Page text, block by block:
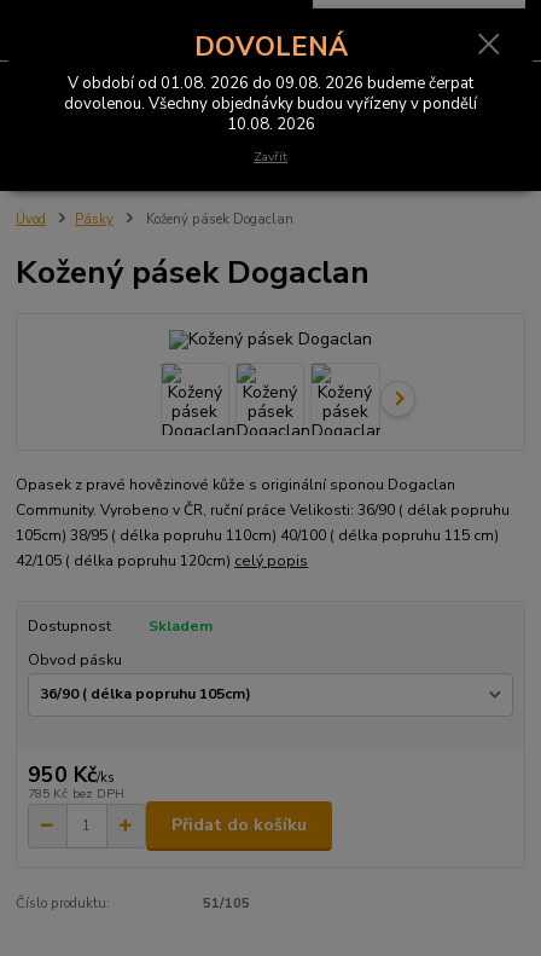
Menu
0 Kč
Úvod Pásky Kožený pásek Dogaclan
Kožený pásek Dogaclan
Opasek z pravé hovězinové kůže s originální sponou Dogaclan
Community. Vyrobeno v ČR, ruční práce Velikosti: 36/90 ( délak popruhu
105cm) 38/95 ( délka popruhu 110cm) 40/100 ( délka popruhu 115 cm)
42/105 ( délka popruhu 120cm) celý popis
Dostupnost
Skladem
Obvod pásku
950 Kč/ks
785 Kč bez DPH
Přidat do košíku
Číslo produktu: 51/105
DOVOLENÁ
V období od 01.08. 2026 do 09.08. 2026 budeme čerpat
dovolenou. Všechny objednávky budou vyřízeny v pondělí
10.08. 2026
Zavřít